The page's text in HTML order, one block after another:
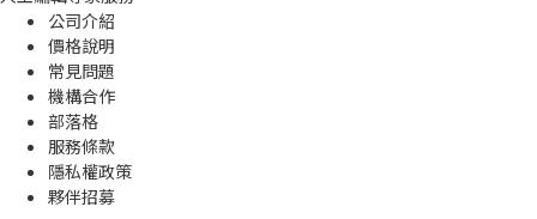
公司介紹
價格說明
常見問題
機構合作
部落格
服務條款
隱私權政策
夥伴招募